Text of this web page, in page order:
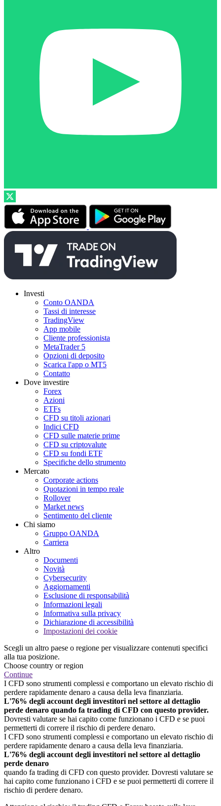
Investi
Conto OANDA
Tassi di interesse
TradingView
App mobile
Cliente professionista
MetaTrader 5
Opzioni di deposito
Scarica l'app o MT5
Contatto
Dove investire
Forex
Azioni
ETFs
CFD su titoli azionari
Indici CFD
CFD sulle materie prime
CFD su criptovalute
CFD su fondi ETF
Specifiche dello strumento
Mercato
Corporate actions
Quotazioni in tempo reale
Rollover
Market news
Sentimento del cliente
Chi siamo
Gruppo OANDA
Carriera
Altro
Documenti
Novità
Cybersecurity
Aggiornamenti
Esclusione di responsabilità
Informazioni legali
Informativa sulla privacy
Dichiarazione di accessibilità
Impostazioni dei cookie
Scegli un altro paese o regione per visualizzare contenuti specifici
alla tua posizione.
Choose country or region
Continue
I CFD sono strumenti complessi e comportano un elevato rischio di
perdere rapidamente denaro a causa della leva finanziaria.
L'76% degli account degli investitori nel settore al dettaglio
perde denaro quando fa trading di CFD con questo provider.
Dovresti valutare se hai capito come funzionano i CFD e se puoi
permetterti di correre il rischio di perdere denaro.
I CFD sono strumenti complessi e comportano un elevato rischio di
perdere rapidamente denaro a causa della leva finanziaria.
L'76% degli account degli investitori nel settore al dettaglio
perde denaro
quando fa trading di CFD con questo provider. Dovresti valutare se
hai capito come funzionano i CFD e se puoi permetterti di correre il
rischio di perdere denaro.